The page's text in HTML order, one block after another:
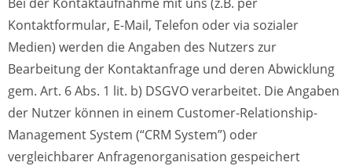
Kontaktformular, E-Mail, Telefon oder via sozialer
Medien) werden die Angaben des Nutzers zur
Bearbeitung der Kontaktanfrage und deren Abwicklung
gem. Art. 6 Abs. 1 lit. b) DSGVO verarbeitet. Die Angaben
der Nutzer können in einem Customer-Relationship-
Management System (“CRM System”) oder
vergleichbarer Anfragenorganisation gespeichert